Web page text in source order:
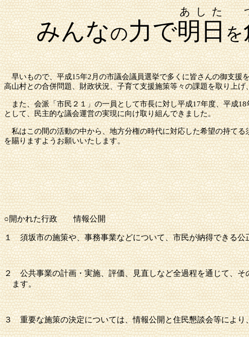
みんなの力で明日
あした
を
早いもので、平成15年2月の市議会議員選挙で多くに皆さんの御支援
高山村との合併問題、財政状況、子育て支援施策等々の課題を取り上げ
また、会派「市民２１」の一員として市長に対し平成17年度、平成
として、民主的な議会運営の実現に向け取り組んできました。
私はこの間の活動の中から、地方分権の時代に対応した希望の持てる
を賜りますようお願いいたします。
○開かれた行政 情報公開
１須坂市の施策や、事務事業などについて、市民が納得できる
２ 公共事業の計画・実施、評価、見直しなど全過程を通じて、そ
ます。
３ 重要な施策の決定については、情報公開と住民懇談会等により